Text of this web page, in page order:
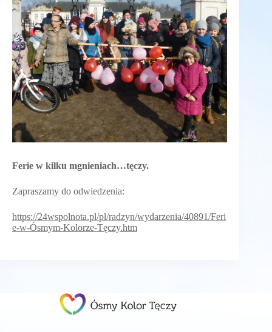
Ferie w kilku mgnieniach…tęczy.
Zapraszamy do odwiedzenia:
https://24wspolnota.pl/pl/radzyn/wydarzenia/40891/Feri
e-w-Ósmym-Kolorze-Tęczy.htm